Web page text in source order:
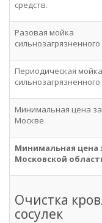
средств.
Разовая мойка
Периодическая мойка
Минимальная цена
Москве
Минимальная цена
Московской
Очистка
сосулек